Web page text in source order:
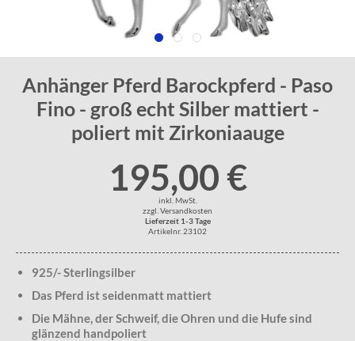
Anhänger Pferd Barockpferd - Paso
Fino - groß echt Silber mattiert -
poliert mit Zirkoniaauge
195,00 €
inkl. MwSt.
zzgl. Versandkosten
Lieferzeit 1-3 Tage
Artikelnr. 23102
925/- Sterlingsilber
Das Pferd ist seidenmatt mattiert
Die Mähne, der Schweif, die Ohren und die Hufe sind
glänzend handpoliert